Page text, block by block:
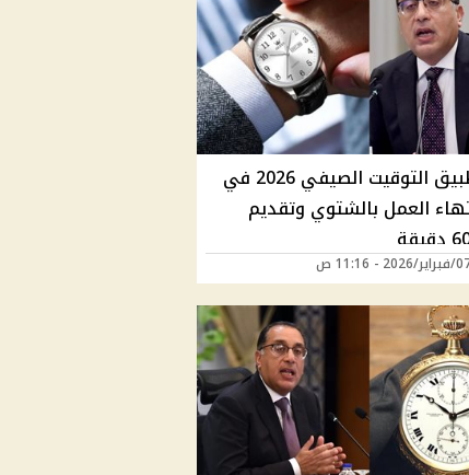
موعد تطبيق التوقيت الصيفي 2026 في
العمل بالشتوي وتقديم